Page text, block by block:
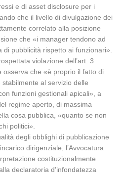
e di asset disclosure per i
che il livello di divulgazione dei
correlato alla posizione
che «i manager tendono ad
pubblicità rispetto ai funzionari».
violazione dell’art. 3
osserva che «è proprio il fatto di
al servizio delle
funzioni gestionali apicali», a
regime aperto, di massima
cosa pubblica, «quanto se non
politici».
degli obblighi di pubblicazione
dirigenziale, l’Avvocatura
costituzionalmente
declaratoria d’infondatezza